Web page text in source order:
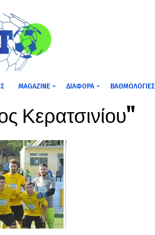
MAGAZINE ΔΙΆΦΟΡΑ ΒΑΘΜΟΛΟΓΊΕΣ
Κερατσινίου"